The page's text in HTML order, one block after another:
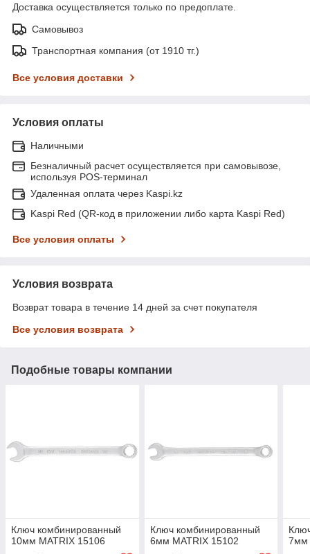
Доставка осуществляется только по предоплате.
Самовывоз
Транспортная компания (от 1910 тг.)
Все условия доставки
Условия оплаты
Наличными
Безналичный расчет осуществляется при самовывозе,
используя POS-терминал
Удаленная оплата через Kaspi.kz
Kaspi Red (QR-код в приложении либо карта Kaspi Red)
Все условия оплаты
Условия возврата
Возврат товара в течение 14 дней за счет покупателя
Все условия возврата
Подобные товары компании
Ключ комбинированный
10мм MATRIX 15106
Ключ комбинированный
6мм MATRIX 15102
7мм